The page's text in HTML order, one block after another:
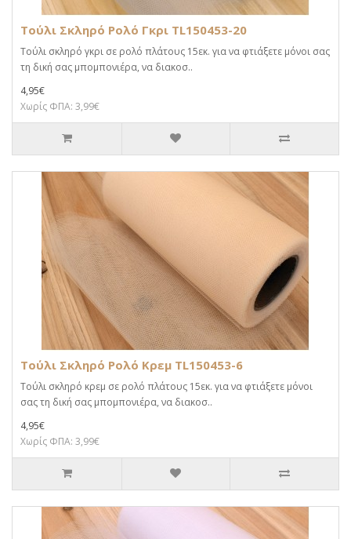
Τούλι Σκληρό Ρολό Γκρι TL150453-20
Τούλι σκληρό γκρι σε ρολό πλάτους 15εκ. για να φτιάξετε μόνοι σας
τη δική σας μπομπονιέρα, να διακοσ..
4,95€
Χωρίς ΦΠΑ: 3,99€
Τούλι Σκληρό Ρολό Κρεμ TL150453-6
Τούλι σκληρό κρεμ σε ρολό πλάτους 15εκ. για να φτιάξετε μόνοι
σας τη δική σας μπομπονιέρα, να διακοσ..
4,95€
Χωρίς ΦΠΑ: 3,99€